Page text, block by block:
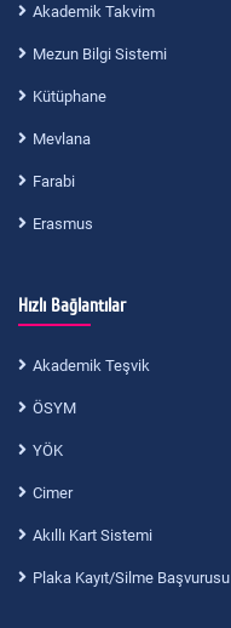
Akademik Takvim
Mezun Bilgi Sistemi
Kütüphane
Mevlana
Farabi
Erasmus
Hızlı Bağlantılar
Akademik Teşvik
ÖSYM
YÖK
Cimer
Akıllı Kart Sistemi
Plaka Kayıt/Silme Başvurusu